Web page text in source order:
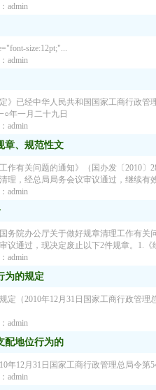
admin
size:12pt;"...
admin
》已经中华人民共和国国家工商行政管
○年一月二十九日
admin
章、规范性文
作有关问题的通知》（国办发〔2010〕
理，经总局局务会议审议通过，继续有
admin
务院办公厅关于做好规章清理工作有关
议通过，现决定废止以下2件规章。1.
admin
为的规定
定（2010年12月31日国家工商行政管
admin
配地位行为的
年12月31日国家工商行政管理总局令第
admin